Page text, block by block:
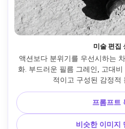
미술 편집
액션보다 분위기를 우선시하는
화. 부드러운 필름 그레인, 고대
적이고 구성된 감정적
프롬프트
비슷한 이미지